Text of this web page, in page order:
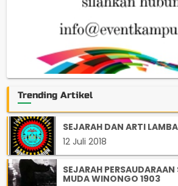
Trending Artikel
SEJARAH DAN ARTI
12 Juli 2018
SEJARAH
MUDA WINONGO 1903